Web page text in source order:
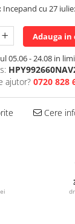
Incepand cu 27
Adauga in
05.06 - 24.08 in
ajutor? 0720 828
Cere